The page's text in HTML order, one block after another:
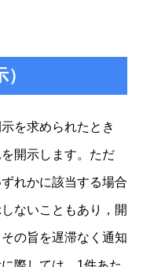
を求められたとき
開示します。ただ
れかに該当する場合
ないこともあり，開
の旨を遅滞なく通知